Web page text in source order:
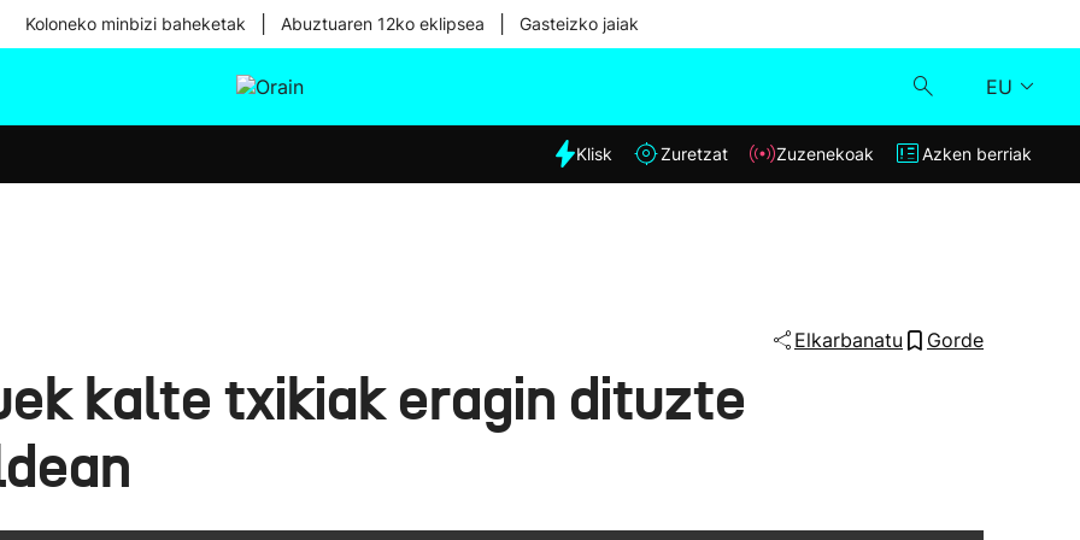
Koloneko minbizi baheketak Abuztuaren 12ko eklipsea Gasteizko jaiak
EU
Eguraldia
Klisk
Klisk Zuretzat Zuzenekoak Azken berriak
Elkarbanatu Gorde
kalte txikiak eragin dituzte